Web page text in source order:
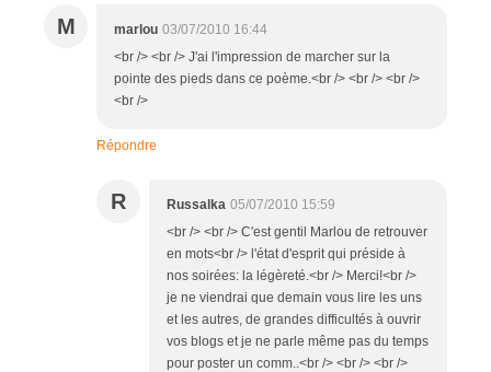
M marlou 03/07/2010 16:44
<br /> <br /> J'ai l'impression de marcher sur la
pointe des pieds dans ce poème.<br /> <br /> <br />
<br />
Répondre
R Russalka 05/07/2010 15:59
<br /> <br /> C'est gentil Marlou de retrouver
en mots<br /> l'état d'esprit qui préside à
nos soirées: la légèreté.<br /> Merci!<br />
je ne viendrai que demain vous lire les uns
et les autres, de grandes difficultés à ouvrir
vos blogs et je ne parle même pas du temps
pour poster un comm..<br /> <br /> <br />